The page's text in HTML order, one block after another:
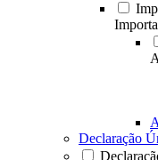
Declaração